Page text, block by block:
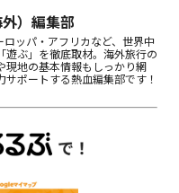
）編集部
ロッパ・アフリカなど、世界中
遊ぶ」を徹底取材。海外旅行の
現地の基本情報もしっかり網
ポートする熱血編集部です！